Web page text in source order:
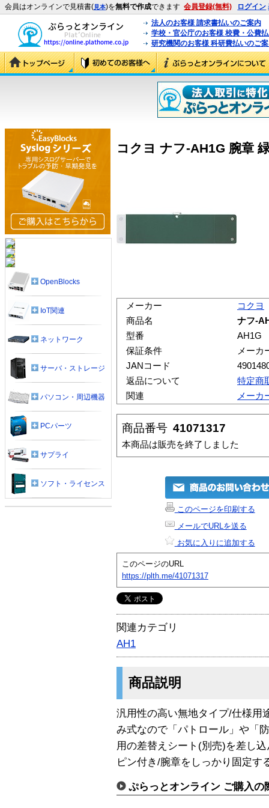
会員はオンラインで見積書(見本)を無料で作成できます 会員登録(無料) ログイン
法人のお客様 請求書払いのご案内
学校・官公庁のお客様 校費・公費
研究機関のお客様 科研費払いのご
コクヨ ナフ-AH1G 腕章
メーカー
コクヨ
商品名
ナフ-
型番
AH1G
保証条件
メーカ
JANコード
返品について
特定商
関連
メーカ
商品番号 41071317
本商品は販売を終了しました
このページを印刷する
メールでURLを送る
お気に入りに追加する
このページのURL
https://plth.me/41071317
関連カテゴリ
AH1
商品説明
汎用性の高い無地タイプ/仕様用
み式なので「パトロール」や「
用の差替えシート(別売)を差し
ピン付き/腕章をしっかり固定す
ぷらっとオンライン ご購入の
OpenBlocks
IoT関連
ネットワーク
サーバ・ストレージ
パソコン・周辺機器
PCパーツ
サプライ
ソフト・ライセンス